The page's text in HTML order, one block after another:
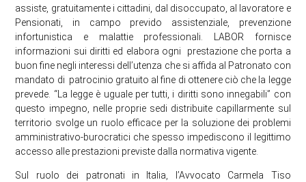
assiste, gratuitamente i cittadini, dal disoccupato, al lavoratore e
Pensionati, in campo prevido assistenziale, prevenzione
infortunistica e malattie professionali. LABOR fornisce
informazioni sui diritti ed elabora ogni prestazione che porta a
buon fine negli interessi dell’utenza che si affida al Patronato con
mandato di patrocinio gratuito al fine di ottenere ciò che la legge
prevede. “La legge è uguale per tutti, i diritti sono innegabili” con
questo impegno, nelle proprie sedi distribuite capillarmente sul
territorio svolge un ruolo efficace per la soluzione dei problemi
amministrativo-burocratici che spesso impediscono il legittimo
accesso alle prestazioni previste dalla normativa vigente.
Sul ruolo dei patronati in Italia, l’Avvocato Carmela Tiso